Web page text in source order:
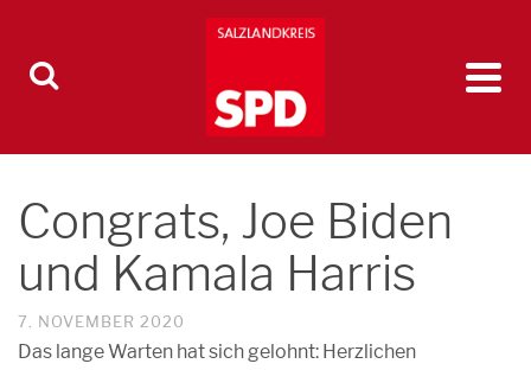
Congrats, Joe Biden
und Kamala Harris
7. NOVEMBER 2020
Das lange Warten hat sich gelohnt: Herzlichen